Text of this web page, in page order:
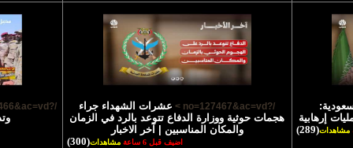
إرهابية
مشاهدات(289)
/?no=127467&ac=vd >
عشرات الشهداء جراء
هجمات حوثية ووزارة الدفاع تتوعد بالرد في الزمان
والمكان المناسبين | آخر الاخبار
اضيف قبل 6 ساعة مشاهدات(300)
/?no=127466&ac=vd >